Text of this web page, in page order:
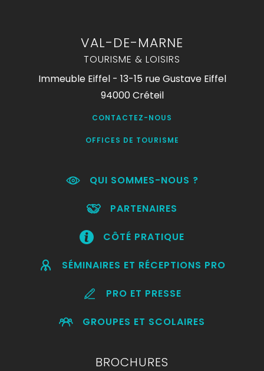
VAL-DE-MARNE
TOURISME & LOISIRS
Immeuble Eiffel - 13-15 rue Gustave Eiffel
94000 Créteil
CONTACTEZ-NOUS
OFFICES DE TOURISME
QUI SOMMES-NOUS ?
PARTENAIRES
CÔTÉ PRATIQUE
SÉMINAIRES ET RÉCEPTIONS PRO
PRO ET PRESSE
GROUPES ET SCOLAIRES
BROCHURES